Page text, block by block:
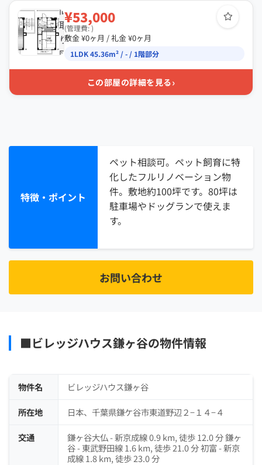
特徴・ポイント
ペット相談可。ペット飼育に特
化したフルリノベーション物
件。敷地約100坪です。80坪は
駐車場やドッグランで使えま
す。
お問い合わせ
■ビレッジハウス鎌ヶ谷の物件情報
物件名 ビレッジハウス鎌ヶ谷
所在地 日本、千葉県鎌ケ谷市東道野辺２−１４−４
交通
鎌ヶ谷大仏 - 新京成線 0.9 km, 徒歩 12.0 分 鎌ヶ
谷 - 東武野田線 1.6 km, 徒歩 21.0 分 初富 - 新京
成線 1.8 km, 徒歩 23.0 分
間
取
り
図
¥53,000
(管理費: )
敷金 ¥0ヶ月 / 礼金 ¥0ヶ月
1LDK 45.36m² / - / 1階部分
この部屋の詳細を見る›